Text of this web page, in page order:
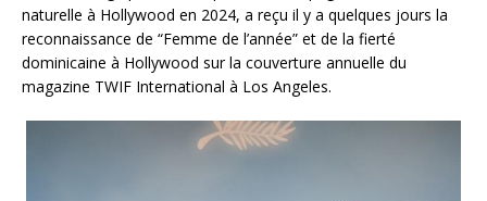
naturelle à Hollywood en 2024, a reçu il y a quelques jours la
reconnaissance de “Femme de l’année” et de la fierté
dominicaine à Hollywood sur la couverture annuelle du
magazine TWIF International à Los Angeles.